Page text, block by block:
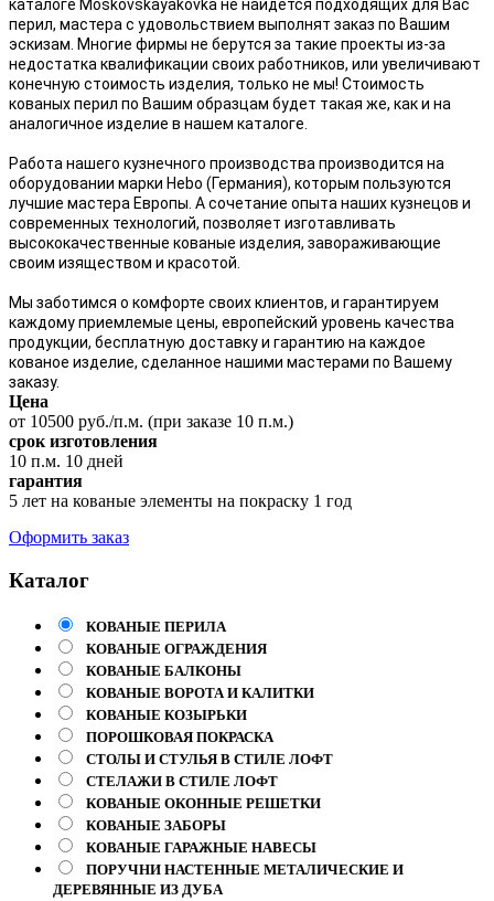
каталоге Moskovskayakovka не найдётся подходящих для Вас
перил, мастера с удовольствием выполнят заказ по Вашим
эскизам. Многие фирмы не берутся за такие проекты из-за
недостатка квалификации своих работников, или увеличивают
конечную стоимость изделия, только не мы! Стоимость
кованых перил по Вашим образцам будет такая же, как и на
аналогичное изделие в нашем каталоге.
Работа нашего кузнечного производства производится на
оборудовании марки Hebo (Германия), которым пользуются
лучшие мастера Европы. А сочетание опыта наших кузнецов и
современных технологий, позволяет изготавливать
высококачественные кованые изделия, завораживающие
своим изяществом и красотой.
Мы заботимся о комфорте своих клиентов, и гарантируем
каждому приемлемые цены, европейский уровень качества
продукции, бесплатную доставку и гарантию на каждое
кованое изделие, сделанное нашими мастерами по Вашему
заказу.
Цена
от 10500 руб./п.м. (при заказе 10 п.м.)
срок изготовления
10 п.м. 10 дней
гарантия
5 лет на кованые элементы на покраску 1 год
Оформить заказ
Каталог
КОВАНЫЕ ПЕРИЛА
КОВАНЫЕ ОГРАЖДЕНИЯ
КОВАНЫЕ БАЛКОНЫ
КОВАНЫЕ ВОРОТА И КАЛИТКИ
КОВАНЫЕ КОЗЫРЬКИ
ПОРОШКОВАЯ ПОКРАСКА
СТОЛЫ И СТУЛЬЯ В СТИЛЕ ЛОФТ
СТЕЛАЖИ В СТИЛЕ ЛОФТ
КОВАНЫЕ ОКОННЫЕ РЕШЕТКИ
КОВАНЫЕ ЗАБОРЫ
КОВАНЫЕ ГАРАЖНЫЕ НАВЕСЫ
ПОРУЧНИ НАСТЕННЫЕ МЕТАЛИЧЕСКИЕ И
ДЕРЕВЯННЫЕ ИЗ ДУБА